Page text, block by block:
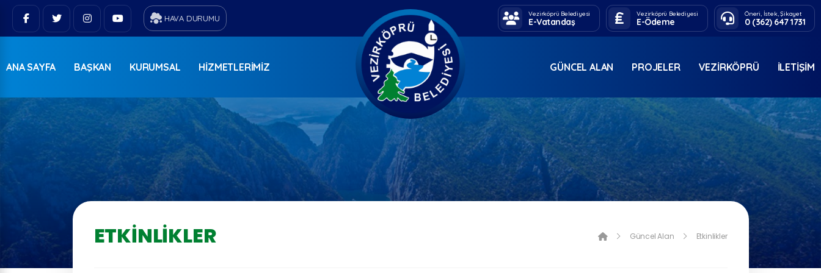
HAVA DURUMU Vezirköprü Belediyesi
E-Vatandaş
Vezirköprü Belediyesi
E-Ödeme
Öneri, İstek, Şikayet
0 (362) 647 1731
ANA SAYFA BAŞKAN KURUMSAL HIZMETLERIMIZ GÜNCEL ALAN PROJELER VEZIRKÖPRÜ İLETIŞIM
ETKINLIKLER Güncel Alan Etkinlikler